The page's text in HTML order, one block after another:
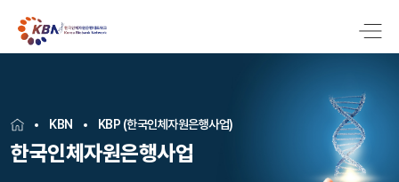
KBN KBP (한국인체자원은행사업)
한국인체자원은행사업